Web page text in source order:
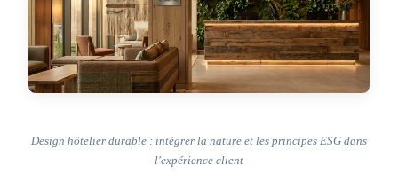
Design hôtelier durable : intégrer la nature et les principes ESG dans
l'expérience client